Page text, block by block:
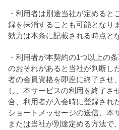
・利用者は別途当社が定めると
録を抹消することも可能となり
効力は本条に記載される時点と
・利用者が本契約の1つ以上の
のおそれがあると当社が判断し
者の会員資格を即座に終了させ
し、本サービスの利用を終了さ
合、利用者が入会時に登録され
ショートメッセージの送信、本
または当社が別途定める方法で